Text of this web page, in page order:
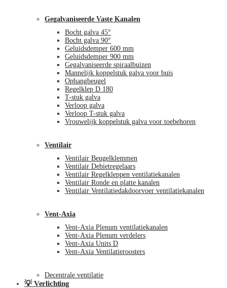
Gegalvaniseerde Vaste Kanalen
Bocht galva 45°
Bocht galva 90°
Geluidsdemper 600 mm
Geluidsdemper 900 mm
Gegalvaniseerde spiraalbuizen
Mannelijk koppelstuk galva voor buis
Ophangbeugel
Regelklep D 180
T-stuk galva
Verloop galva
Verloop T-stuk galva
Vrouwelijk koppelstuk galva voor toebehoren
Ventilair
Ventilair Beugelklemmen
Ventilair Debietregelaars
Ventilair Regelkleppen ventilatiekanalen
Ventilair Ronde en platte kanalen
Ventilair Ventilatiedakdoorvoer ventilatiekanalen
Vent-Axia
Vent-Axia Plenum ventilatiekanalen
Vent-Axia Plenum verdelers
Vent-Axia Units D
Vent-Axia Ventilatieroosters
Decentrale ventilatie
💡 Verlichting